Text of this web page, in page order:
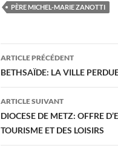
PÈRE MICHEL-MARIE ZANOTTI
Navigation
des
articles
ARTICLE PRÉCÉDENT
BETHSAÏDE: LA VILLE
ARTICLE SUIVANT
DIOCESE DE METZ: OFFRE
TOURISME ET DES LOISIRS